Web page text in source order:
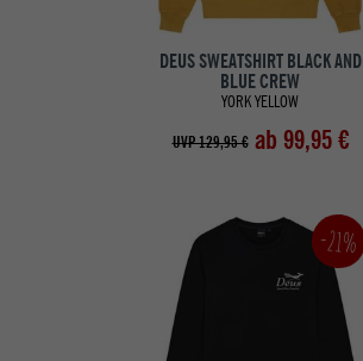
DEUS SWEATSHIRT BLACK AND
BLUE CREW
YORK YELLOW
UVP 129,95 € ab 99,95 €
-21%